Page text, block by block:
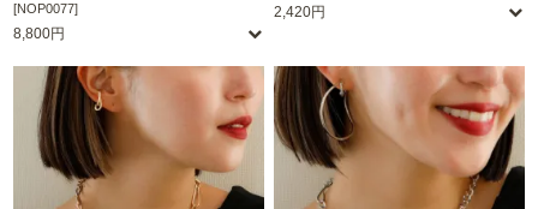
[NOP0077]
8,800円
2,420円